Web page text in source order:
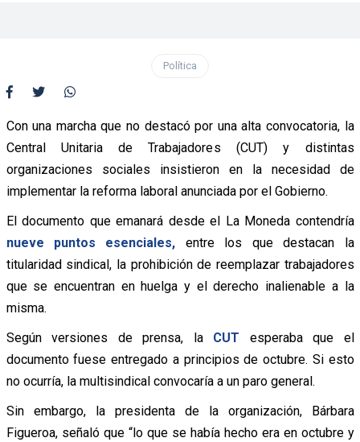
Política
Con una marcha que no destacó por una alta convocatoria, la
Central Unitaria de Trabajadores (CUT) y distintas
organizaciones sociales insistieron en la necesidad de
implementar la reforma laboral anunciada por el Gobierno.
El documento que emanará desde el La Moneda contendría
nueve puntos esenciales, entre los que destacan la
titularidad sindical, la prohibición de reemplazar trabajadores
que se encuentran en huelga y el derecho inalienable a la
misma.
Según versiones de prensa, la CUT esperaba que el
documento fuese entregado a principios de octubre. Si esto
no ocurría, la multisindical convocaría a un paro general.
Sin embargo, la presidenta de la organización, Bárbara
Figueroa, señaló que “lo que se había hecho era en octubre y